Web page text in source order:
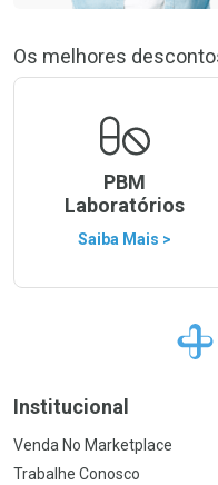
Os melhores
PBM
Laboratórios
Saiba Mais >
Ir
Institucional
Venda No Marketplace
Trabalhe Conosco